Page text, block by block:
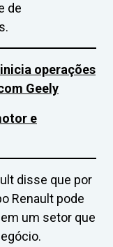
de
operações
Geely
e
disse que por
Renault pode
um setor que